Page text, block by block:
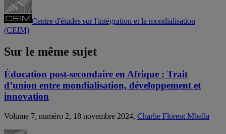
Centre d'études sur l'intégration et la mondialisation
(CEIM)
Sur le même sujet
Éducation post-secondaire en Afrique : Trait
d’union entre mondialisation, développement et
innovation
Volume 7, numéro 2, 18 novembre 2024, Charlie Florent Mballa